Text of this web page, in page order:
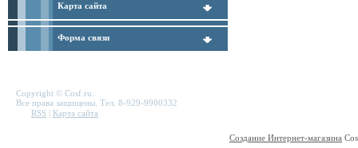
Карта сайта
Форма связи
Copyright © Cosf.ru.
Все права защищены. Тел. 8-929-9900332
RSS | Карта сайта
Создание Интернет-магазина